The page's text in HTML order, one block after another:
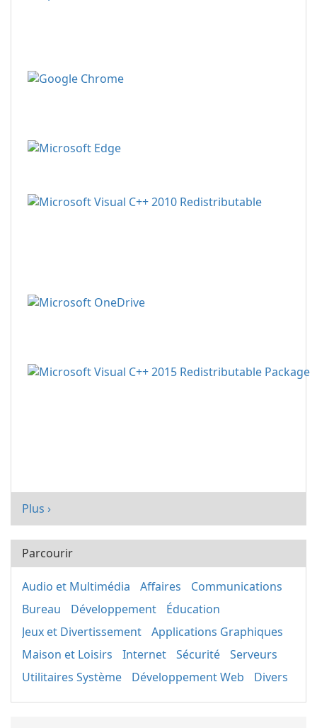
Plus ›
Parcourir
Audio et Multimédia Affaires
Communications
Bureau
Développement
Éducation
Jeux et Divertissement
Applications Graphiques
Maison et Loisirs
Internet Sécurité
Serveurs
Utilitaires Système
Développement Web Divers